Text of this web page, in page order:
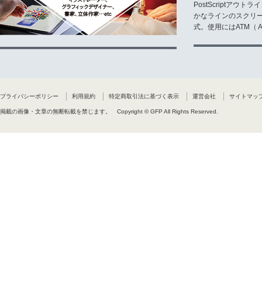
PostScriptアウトラ
かなラインのスクリ
式。使用にはATM（
プライバシーポリシー 利用規約 特定商取引法に基づく表示 運営会社 サイトマッ
掲載の画像・文章の無断転載を禁じます。 Copyright © GFP All Rights Reserved.